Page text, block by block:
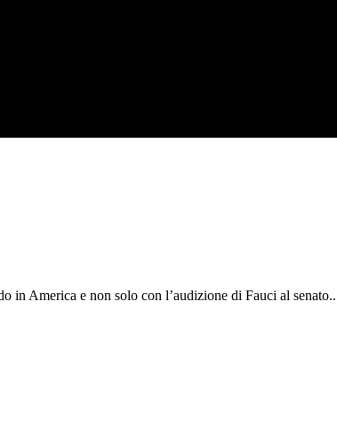
in America e non solo con l’audizione di Fauci al senato.